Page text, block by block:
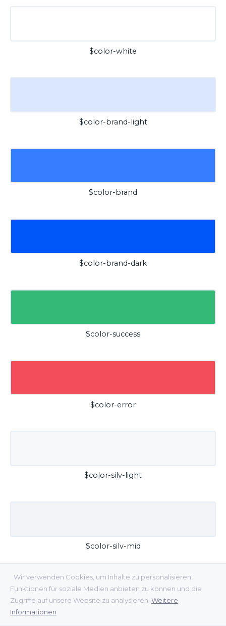
Wir verwenden Cookies, um Inhalte zu personalisieren,
Funktionen für soziale Medien anbieten zu können und die
Zugriffe auf unsere Website zu analysieren. Weitere
Informationen
$color-white
$color-brand-light
$color-brand
$color-brand-dark
$color-success
$color-error
$color-silv-light
$color-silv-mid